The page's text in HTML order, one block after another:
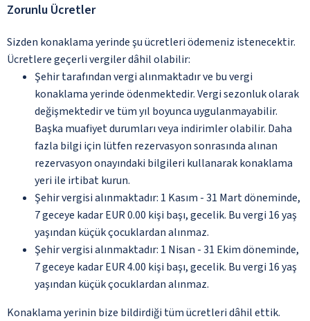
Zorunlu Ücretler
Sizden konaklama yerinde şu ücretleri ödemeniz istenecektir.
Ücretlere geçerli vergiler dâhil olabilir:
Şehir tarafından vergi alınmaktadır ve bu vergi
konaklama yerinde ödenmektedir. Vergi sezonluk olarak
değişmektedir ve tüm yıl boyunca uygulanmayabilir.
Başka muafiyet durumları veya indirimler olabilir. Daha
fazla bilgi için lütfen rezervasyon sonrasında alınan
rezervasyon onayındaki bilgileri kullanarak konaklama
yeri ile irtibat kurun.
Şehir vergisi alınmaktadır: 1 Kasım - 31 Mart döneminde,
7 geceye kadar EUR 0.00 kişi başı, gecelik. Bu vergi 16 yaş
yaşından küçük çocuklardan alınmaz.
Şehir vergisi alınmaktadır: 1 Nisan - 31 Ekim döneminde,
7 geceye kadar EUR 4.00 kişi başı, gecelik. Bu vergi 16 yaş
yaşından küçük çocuklardan alınmaz.
Konaklama yerinin bize bildirdiği tüm ücretleri dâhil ettik.